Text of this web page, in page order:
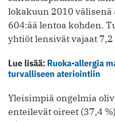
lokakuun 2010 välisenä
604:ää lentoa kohden.
yhtiöt lensivät vajaat
Lue lisää: Ruoka-allergia
turvalliseen ateriointiin
Yleisimpiä ongelmia
enteilevät oireet (37,4